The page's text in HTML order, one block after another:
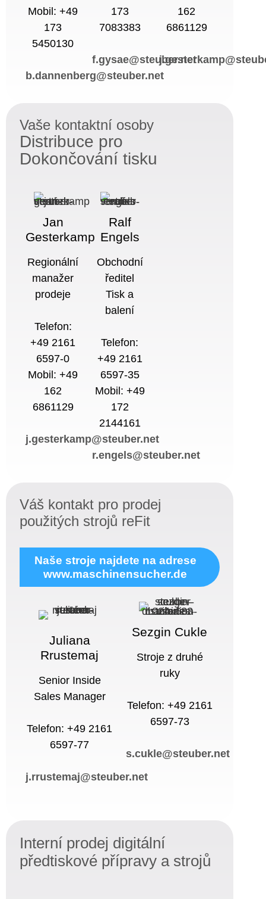
Mobil: +49
173
5450130
b.dannenberg@steuber.net
173
7083383
f.gysae@steuber.net
162
6861129
Vaše kontaktní osoby
Distribuce pro
Dokončování tisku
Jan
Gesterkamp
Regionální
manažer
prodeje
Telefon:
+49 2161
6597-0
Mobil: +49
162
6861129
j.gesterkamp@steuber.net
Ralf
Engels
Obchodní
ředitel
Tisk a
balení
Telefon:
+49 2161
6597-35
Mobil: +49
172
2144161
r.engels@steuber.net
Váš kontakt pro prodej
použitých strojů reFit
Naše stroje najdete na adrese
www.maschinensucher.de
Juliana
Rrustemaj
Senior Inside
Sales Manager
Telefon: +49 2161
6597-77
j.rrustemaj@steuber.net
Sezgin Cukle
Stroje z druhé
ruky
Telefon: +49 2161
6597-73
s.cukle@steuber.net
Interní prodej digitální
předtiskové přípravy a strojů